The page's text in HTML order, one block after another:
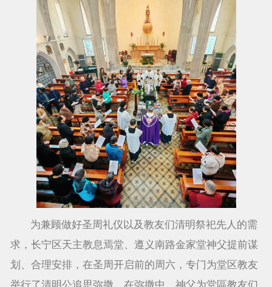
为兼顾做好圣周礼仪以及教友们清明祭祀先人的需
求，长宁区天主教息焉堂、遵义南路金家堂神父提前谋
划、合理安排，在圣周开启前的周六，专门为堂区教友